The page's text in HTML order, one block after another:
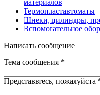
материалов
Термопластавтоматы
Шнеки, цилиндры,
Вспомогательное
Написать сообщение
Тема сообщения *
Представьтесь, пожалуйста